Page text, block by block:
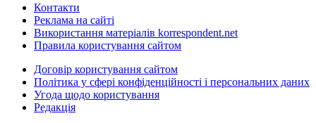
Контакти
Реклама на сайті
Використання матеріалів korrespondent.net
Правила користування сайтом
Договір користування сайтом
Політика у сфері конфіденційності і персональних даних
Угода щодо користування
Редакція